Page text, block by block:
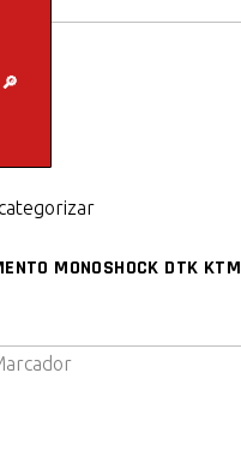
🔎
MONOSHOCK DTK KTM